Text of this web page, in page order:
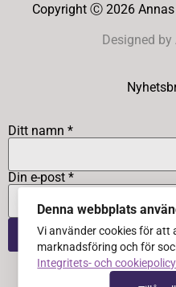
Copyright Ⓒ 2026 Annas
Designed
Ditt namn *
Din e-post *
Denna webbplats
Vi använder cookies för att
marknadsföring och för
Integritets- och cookiepolicy